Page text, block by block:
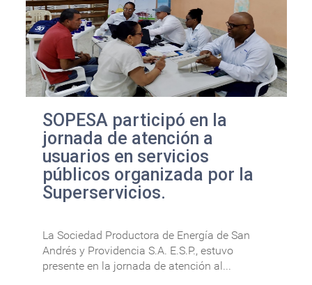
SOPESA participó en la
jornada de atención a
usuarios en servicios
públicos organizada por la
Superservicios.
La Sociedad Productora de Energía de San
Andrés y Providencia S.A. E.S.P., estuvo
presente en la jornada de atención al...